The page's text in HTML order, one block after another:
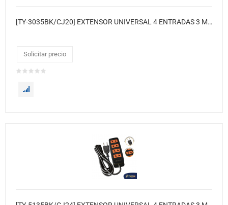
[TY-3035BK/CJ20] EXTENSOR UNIVERSAL 4 ENTRADAS 3 METROS TROYA 20XCJ
Solicitar precio